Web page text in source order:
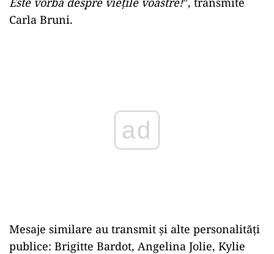
Carla Bruni.
Mesaje similare au transmit și alte personalități
publice: Brigitte Bardot, Angelina Jolie, Kylie